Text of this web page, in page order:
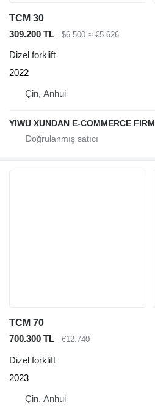
TCM 30
309.200 TL
$6.500 ≈ €5.626
Dizel forklift
2022
Çin, Anhui
YIWU XUNDAN E-COMMERCE FIRM
TCM 70
700.300 TL
€12.740
Dizel forklift
2023
Çin, Anhui